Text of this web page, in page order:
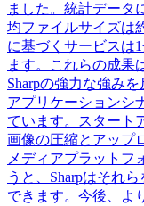
ました。統計データ
均ファイルサイズは
に基づくサービスは
ます。これらの成果
Sharpの強力な強み
アプリケーションシ
ています。スタート
画像の圧縮とアップ
メディアプラットフ
うと、Sharpはそれ
できます。今後、よ